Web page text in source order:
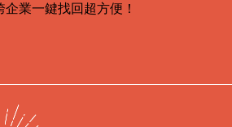
業一鍵找回超方便！